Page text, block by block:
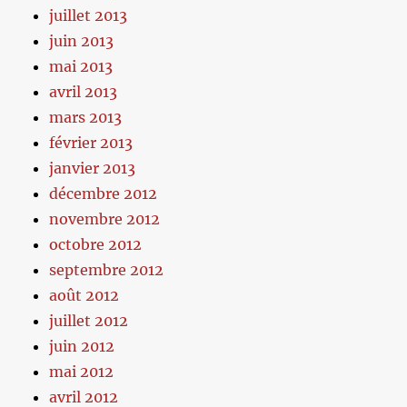
juillet 2013
juin 2013
mai 2013
avril 2013
mars 2013
février 2013
janvier 2013
décembre 2012
novembre 2012
octobre 2012
septembre 2012
août 2012
juillet 2012
juin 2012
mai 2012
avril 2012